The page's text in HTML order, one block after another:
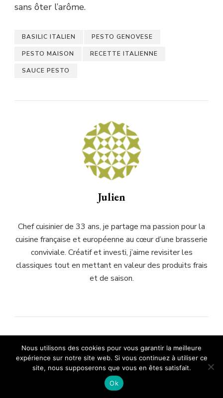
sans ôter l’arôme.
BASILIC ITALIEN PESTO GENOVESE
PESTO MAISON RECETTE ITALIENNE
SAUCE PESTO
Julien
Chef cuisinier de 33 ans, je partage ma passion pour la
cuisine française et européenne au cœur d’une brasserie
conviviale. Créatif et investi, j’aime revisiter les
classiques tout en mettant en valeur des produits frais
et de saison.
Whoopie pies moelleux : astuces
pour réussir la garniture
Nous utilisons des cookies pour vous garantir la meilleure
expérience sur notre site web. Si vous continuez à utiliser ce
site, nous supposerons que vous en êtes satisfait.
Ok